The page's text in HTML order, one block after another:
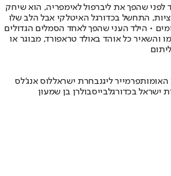
לפני שהפך את ליברפול לאימפריה, הוא שיחק
התחשל בכדורגל האיטלקי אבל הלב שלו
• הילד העני שהפך לאחד הסמלים הגדולים
והשאיר כל אוהד באולד טראפורד, מבוגר או
האומותפרמייר ליגנבחרת ישראללוס אנג'לס
ישראל בכדורגלבייסבולרן בן שמעון